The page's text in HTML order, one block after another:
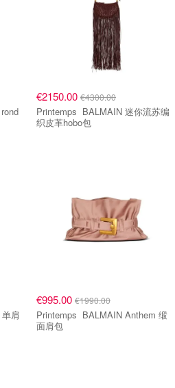
€2150.00 €4300.00
Printemps BALMAIN 迷你流苏编
织皮革hobo包
€995.00 €1990.00
Printemps BALMAIN Anthem 缎
面肩包